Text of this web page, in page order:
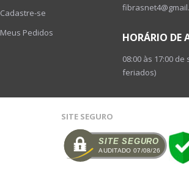
Cadastre-se
Meus Pedidos
HORÁRIO DE
08:00 às 17:00
feriados)
SITE SEGURO
SITE SEGURO
AUDITADO 07/08/26